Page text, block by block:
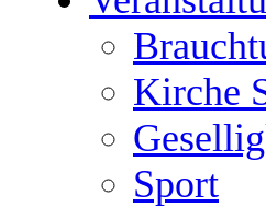
Kirche
Sport